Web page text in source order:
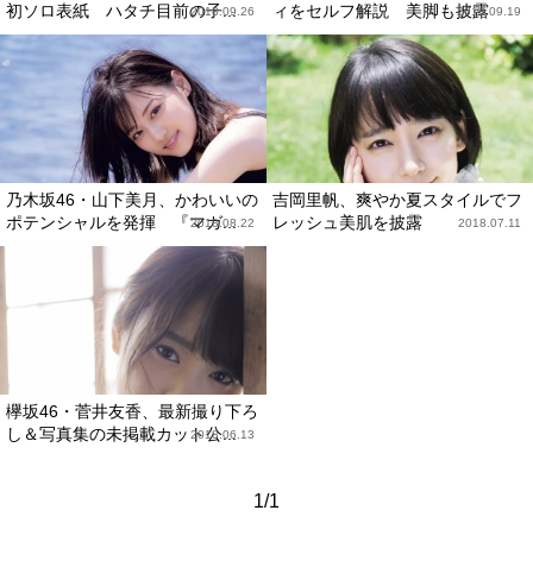
初ソロ表紙 ハタチ目前の子...
2018.09.26
ィをセルフ解説 美脚も披露2018.09.19
乃木坂46・山下美月、かわいいの
ポテンシャルを発揮 『マガ...
2018.08.22
吉岡里帆、爽やか夏スタイルでフ
レッシュ美肌を披露
2018.07.11
欅坂46・菅井友香、最新撮り下ろ
し＆写真集の未掲載カット公...
2018.06.13
1/1